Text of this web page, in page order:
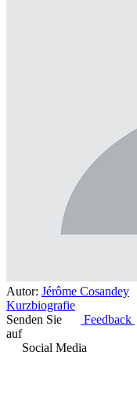
Autor: Jérôme Cosandey
Kurzbiografie
Senden Sie
Feedback
auf
Social Media